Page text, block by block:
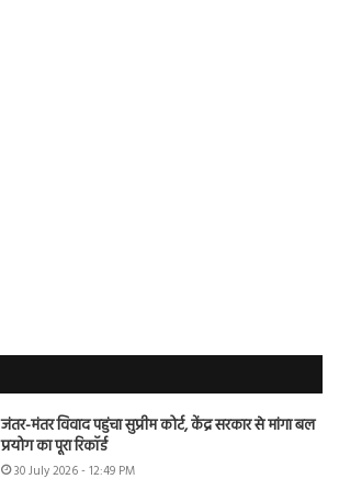
जंतर-मंतर विवाद पहुंचा सुप्रीम कोर्ट, केंद्र सरकार से मांगा बल
प्रयोग का पूरा रिकॉर्ड
30 July 2026 - 12:49 PM